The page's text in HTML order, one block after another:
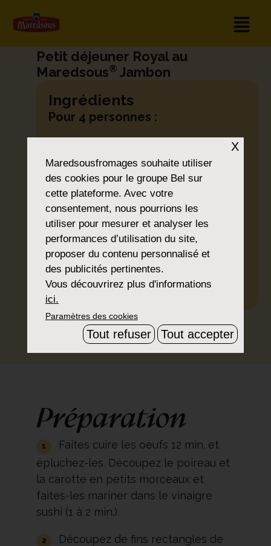
Petit déjeuner Royal au
Maredsous® Jambon
Ingrédients
Pour 4 personnes :
Maredsous®au jambon
2 tranches de jambon cuit
2 tranches de pain de seigle
«pumpernickel»
2 oeufs
1 poireau
1 carotte
vinaigre sushi
IMPRIMER PARTAGER TÉLÉCHARGER
Préparation
Faites cuire les oeufs 12 min. et
épluchez-les. Découpez le poireau et
la carotte en petits morceaux et
faites-les mariner dans le vinaigre
sushi (1 à 2 min.).
Découpez de fins rectangles de
X
Maredsousfromages souhaite utiliser
des cookies pour le groupe Bel sur
cette plateforme. Avec votre
consentement, nous pourrions les
utiliser pour mesurer et analyser les
performances d’utilisation du site,
proposer du contenu personnalisé et
des publicités pertinentes.
Vous découvrirez plus d'informations
ici.
Paramètres des cookies
Tout refuser Tout accepter